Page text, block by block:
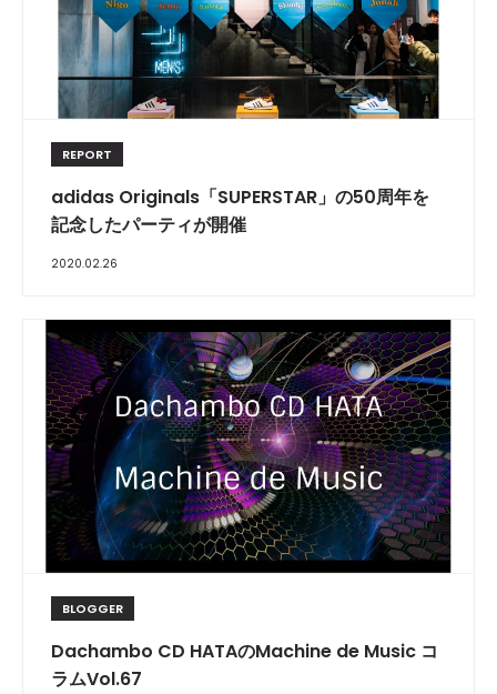
REPORT
adidas Originals「SUPERSTAR」の50周年を
記念したパーティが開催
2020.02.26
BLOGGER
Dachambo CD HATAのMachine de Music コ
ラムVol.67